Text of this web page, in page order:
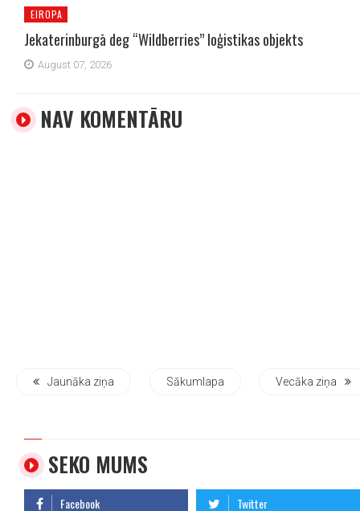
EIROPA
Jekaterinburgā deg “Wildberries” loģistikas objekts
August 07, 2026
NAV KOMENTĀRU
Jaunāka ziņa Sākumlapa Vecāka ziņa
SEKO MUMS